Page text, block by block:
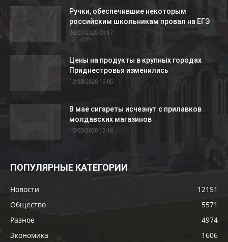
Ручки, обеспечившие некоторым
российским школьникам провал на ЕГЭ
06/07/2020 09:17
Цены на продукты в крупных городах
Приднестровья изменились
12/03/2020 15:05
В мае сигареты исчезнут с прилавков
молдавских магазинов
10/03/2020 12:16
ПОПУЛЯРНЫЕ КАТЕГОРИИ
Новости
12151
Общество
5571
Разное
4974
Экономика
1606